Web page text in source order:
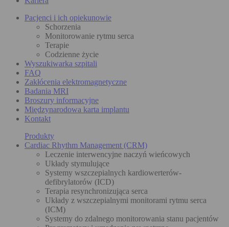
Pacjenci i ich opiekunowie
Schorzenia
Monitorowanie rytmu serca
Terapie
Codzienne życie
Wyszukiwarka szpitali
FAQ
Zakłócenia elektromagnetyczne
Badania MRI
Broszury informacyjne
Międzynarodowa karta implantu
Kontakt
Produkty
Cardiac Rhythm Management (CRM)
Leczenie interwencyjne naczyń wieńcowych
Układy stymulujące
Systemy wszczepialnych kardiowerterów-
defibrylatorów (ICD)
Terapia resynchronizująca serca
Układy z wszczepialnymi monitorami rytmu serca
(ICM)
Systemy do zdalnego monitorowania stanu pacjentów